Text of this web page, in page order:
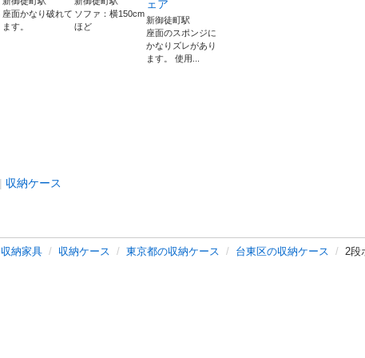
座面かなり破れて
ます。
ソファ：横150cm
ほど
ェア
新御徒町駅
座面のスポンジに
かなりズレがあり
ます。 使用...
収納ケース
収納家具 収納ケース 東京都の収納ケース 台東区の収納ケース 2段